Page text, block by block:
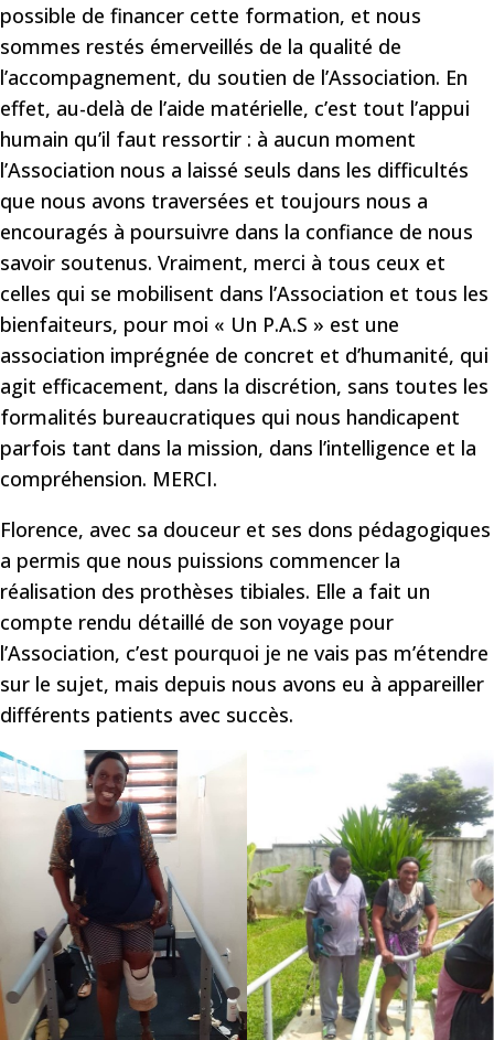
possible de financer cette formation, et nous
sommes restés émerveillés de la qualité de
l’accompagnement, du soutien de l’Association. En
effet, au-delà de l’aide matérielle, c’est tout l’appui
humain qu’il faut ressortir : à aucun moment
l’Association nous a laissé seuls dans les difficultés
que nous avons traversées et toujours nous a
encouragés à poursuivre dans la confiance de nous
savoir soutenus. Vraiment, merci à tous ceux et
celles qui se mobilisent dans l’Association et tous les
bienfaiteurs, pour moi « Un P.A.S » est une
association imprégnée de concret et d’humanité, qui
agit efficacement, dans la discrétion, sans toutes les
formalités bureaucratiques qui nous handicapent
parfois tant dans la mission, dans l’intelligence et la
compréhension. MERCI.
Florence, avec sa douceur et ses dons pédagogiques
a permis que nous puissions commencer la
réalisation des prothèses tibiales. Elle a fait un
compte rendu détaillé de son voyage pour
l’Association, c’est pourquoi je ne vais pas m’étendre
sur le sujet, mais depuis nous avons eu à appareiller
différents patients avec succès.